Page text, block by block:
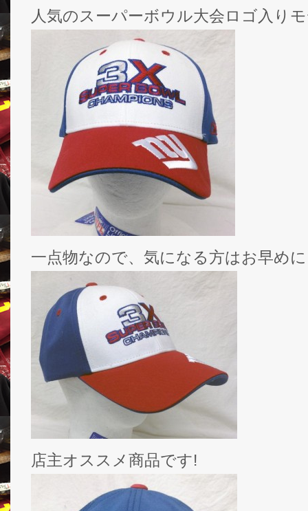
人気のスーパーボウル大会ロゴ入り
一点物なので、気になる方はお早め
店主オススメ商品です!